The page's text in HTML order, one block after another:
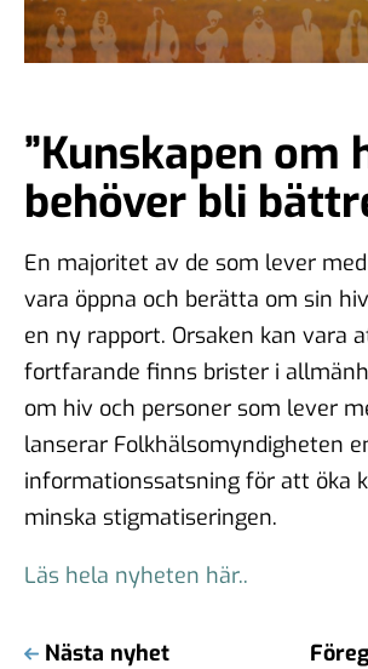
”Kunskapen om
behöver bli
En majoritet av de som lever
vara öppna och berätta om sin
en ny rapport. Orsaken kan vara
fortfarande finns brister i
om hiv och personer som lever
lanserar Folkhälsomyndigheten
informationssatsning för att öka
minska stigmatiseringen.
Läs hela nyheten här..
Nästa nyhet